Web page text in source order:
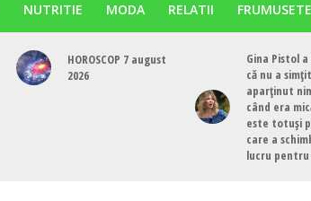
NUTRITIE MODA RELATII FRUMUSETE
HOROSCOP 7 august
2026
Gina Pistol
că nu a
aparținut
când era
este totuși
care a
lucru pentru